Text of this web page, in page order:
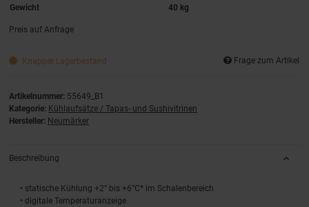
Gewicht
40 kg
Preis auf Anfrage
Knapper Lagerbestand Frage zum Artikel
Artikelnummer: 55649_B1
Kategorie: Kühlaufsätze / Tapas- und Sushivitrinen
Hersteller: Neumärker
Beschreibung
• statische Kühlung +2° bis +6°C* im Schalenbereich
• digitale Temperaturanzeige